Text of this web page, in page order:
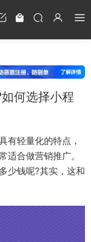
何选择小程
有轻量化的特点，
适合做营销推广。
少钱呢?其实，这和